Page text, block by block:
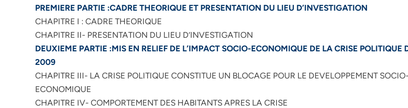
PREMIERE PARTIE :CADRE THEORIQUE ET PRESENTATION DU LIEU D’INVESTIGATION
CHAPITRE I : CADRE THEORIQUE
CHAPITRE II- PRESENTATION DU LIEU D’INVESTIGATION
DEUXIEME PARTIE :MIS EN RELIEF DE L’IMPACT SOCIO-ECONOMIQUE DE LA CRISE POLITIQUE
2009
CHAPITRE III- LA CRISE POLITIQUE CONSTITUE UN BLOCAGE POUR LE DEVELOPPEMENT SOCIO-
ECONOMIQUE
CHAPITRE IV- COMPORTEMENT DES HABITANTS APRES LA CRISE